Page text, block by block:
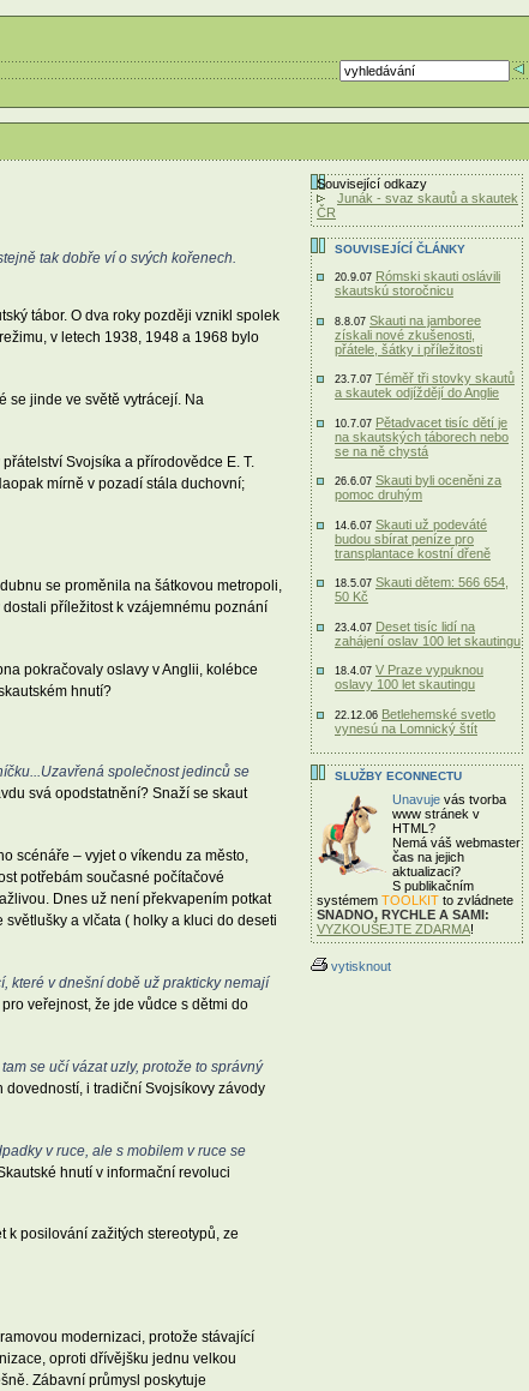
tak dobře ví o svých kořenech.
tábor. O dva roky později vznikl spolek
v letech 1938, 1948 a 1968 bylo
se jinde ve světě vytrácejí. Na
Svojsíka a přírodovědce E. T.
mírně v pozadí stála duchovní;
se proměnila na šátkovou metropoli,
příležitost k vzájemnému poznání
pokračovaly oslavy v Anglii, kolébce
hnutí?
společnost jedinců se
svá opodstatnění? Snaží se skaut
scénáře – vyjet o víkendu za město,
potřebám současné počítačové
Dnes už není překvapením potkat
a vlčata ( holky a kluci do deseti
které v dnešní době už prakticky nemají
veřejnost, že jde vůdce s dětmi do
se učí vázat uzly, protože to správný
i tradiční Svojsíkovy závody
v ruce, ale s mobilem v ruce se
hnutí v informační revoluci
posilování zažitých stereotypů, ze
modernizaci, protože stávající
oproti dřívějšku jednu velkou
Zábavní průmysl poskytuje
Související odkazy
Junák - svaz skautů a skautek
ČR
SOUVISEJÍCÍ ČLÁNKY
20.9.07 Rómski skauti oslávili
skautskú storočnicu
8.8.07 Skauti na jamboree
získali nové zkušenosti,
přátele, šátky i příležitosti
23.7.07 Téměř tři stovky skautů
a skautek odjíždějí do Anglie
10.7.07 Pětadvacet tisíc dětí je
na skautských táborech nebo
se na ně chystá
26.6.07 Skauti byli oceněni za
pomoc druhým
14.6.07 Skauti už podeváté
budou sbírat peníze pro
transplantace kostní dřeně
18.5.07 Skauti dětem: 566 654,
50 Kč
23.4.07 Deset tisíc lidí na
zahájení oslav 100 let skautingu
18.4.07 V Praze vypuknou
oslavy 100 let skautingu
22.12.06 Betlehemské svetlo
vynesú na Lomnický štít
SLUŽBY ECONNECTU
Unavuje vás tvorba
www stránek v
HTML?
Nemá váš webmaster
čas na jejich
aktualizaci?
S publikačním
systémem TOOLKIT to zvládnete
SNADNO, RYCHLE A SAMI:
VYZKOUŠEJTE ZDARMA!
vytisknout